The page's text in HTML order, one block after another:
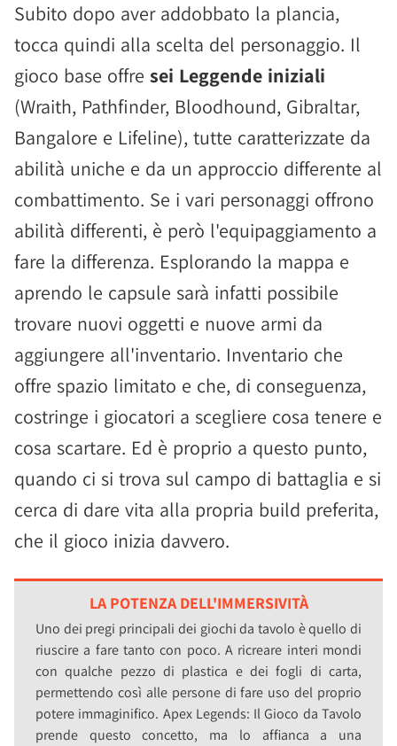
Subito dopo aver addobbato la plancia,
tocca quindi alla scelta del personaggio. Il
gioco base offre sei Leggende iniziali
(Wraith, Pathfinder, Bloodhound, Gibraltar,
Bangalore e Lifeline), tutte caratterizzate da
abilità uniche e da un approccio differente al
combattimento. Se i vari personaggi offrono
abilità differenti, è però l'equipaggiamento a
fare la differenza. Esplorando la mappa e
aprendo le capsule sarà infatti possibile
trovare nuovi oggetti e nuove armi da
aggiungere all'inventario. Inventario che
offre spazio limitato e che, di conseguenza,
costringe i giocatori a scegliere cosa tenere e
cosa scartare. Ed è proprio a questo punto,
quando ci si trova sul campo di battaglia e si
cerca di dare vita alla propria build preferita,
che il gioco inizia davvero.
LA POTENZA DELL'IMMERSIVITÀ
Uno dei pregi principali dei giochi da tavolo è quello di
riuscire a fare tanto con poco. A ricreare interi mondi
con qualche pezzo di plastica e dei fogli di carta,
permettendo così alle persone di fare uso del proprio
potere immaginifico. Apex Legends: Il Gioco da Tavolo
prende questo concetto, ma lo affianca a una